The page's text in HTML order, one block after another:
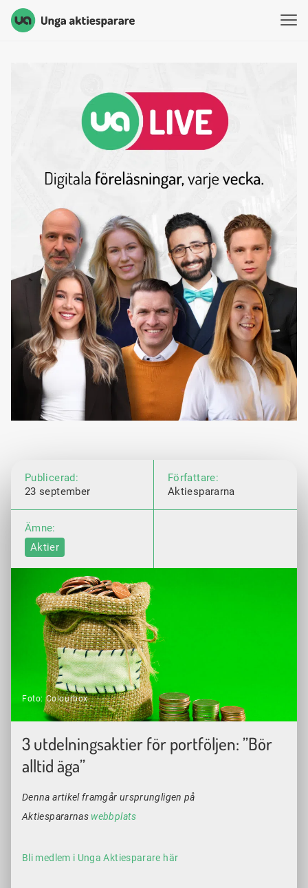
Unga Aktiesparare
Publicerad:
23 september
Författare:
Aktiespararna
Ämne:
Aktier
Foto: Colourbox.
3 utdelningsaktier för portföljen: ”Bör
alltid äga”
Denna artikel framgår ursprungligen på
Aktiespararnas webbplats
Bli medlem i Unga Aktiesparare här